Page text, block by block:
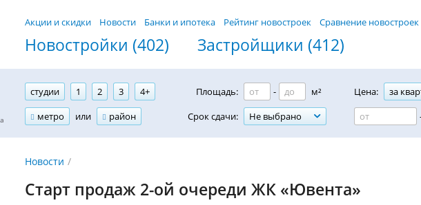
Акции и скидки Новости Банки и ипотека Рейтинг новостроек Сравнение новостроек
Новостройки (402) Застройщики (412)
студии 1 2 3
4+
метро
или район
Площадь: -
м²
Срок сдачи:
Не выбрано
Цена:
за
Новости
Старт продаж 2-ой очереди ЖК «Ювента»